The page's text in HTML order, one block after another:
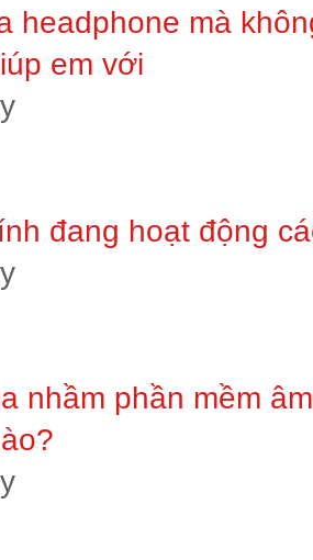
headphone mà
em với
đang hoạt động
nhầm phần mềm